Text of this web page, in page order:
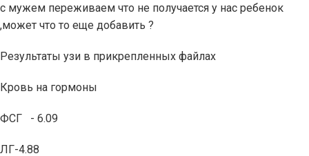
с мужем переживаем что не получается у нас ребенок
,может что то еще добавить ?
Результаты узи в прикрепленных файлах
Кровь на гормоны
ФСГ - 6.09
ЛГ-4.88